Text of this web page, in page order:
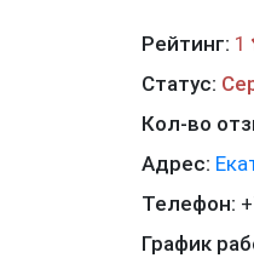
Рейтинг: 1
Статус:
Кол-во
Адрес:
Телефон:
График